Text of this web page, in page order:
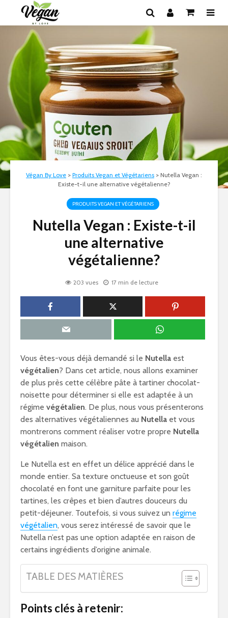
Végan By Love > Produits Vegan et Végétariens > Nutella Vegan :
Existe-t-il une alternative végétalienne?
PRODUITS VEGAN ET VÉGÉTARIENS
Nutella Vegan : Existe-t-il
une alternative
végétalienne?
203 vues 17 min de lecture
Vous êtes-vous déjà demandé si le Nutella est
végétalien? Dans cet article, nous allons examiner
de plus près cette célèbre pâte à tartiner chocolat-
noisette pour déterminer si elle est adaptée à un
régime végétalien. De plus, nous vous présenterons
des alternatives végétaliennes au Nutella et vous
montrerons comment réaliser votre propre Nutella
végétalien maison.
Le Nutella est en effet un délice apprécié dans le
monde entier. Sa texture onctueuse et son goût
chocolaté en font une garniture parfaite pour les
tartines, les crêpes et bien d’autres douceurs du
petit-déjeuner. Toutefois, si vous suivez un régime
végétalien, vous serez intéressé de savoir que le
Nutella n’est pas une option adaptée en raison de
certains ingrédients d’origine animale.
TABLE DES MATIÈRES
Points clés à retenir: